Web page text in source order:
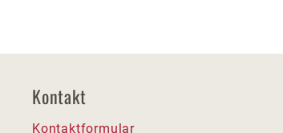
Kontakt
Kontaktformular